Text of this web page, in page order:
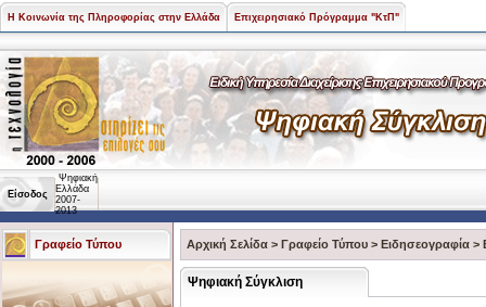
Η Κοινωνία της Πληροφορίας στην Ελλάδα Επιχειρησιακό Πρόγραμμα "ΚτΠ"
Είσοδος
Ψηφιακή
Ελλάδα
2007-
2013
Γραφείο Τύπου Αρχική Σελίδα > Γραφείο Τύπου > Ειδησεογραφία >
Ψηφιακή Σύγκλιση